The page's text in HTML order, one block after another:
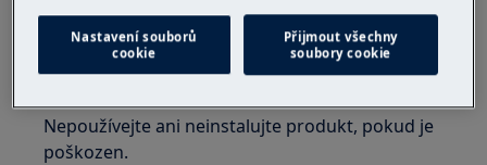
Ujistěte se, že produkt používáte pouze pro jeho
určený účel a ověřte, že je kompatibilní součástí
pro zamýšlený výrobek.
Nepoužívejte ani neinstalujte produkt, pokud je
poškozen.
Nastavení souborů
cookie
Přijmout všechny
soubory cookie